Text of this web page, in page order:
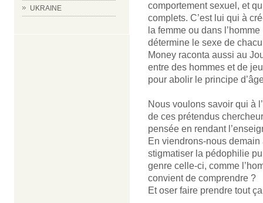
UKRAINE
comportement sexuel, et
complets. C’est lui qui à
la femme ou dans
détermine le sexe de
Money raconta aussi au
entre des hommes et de
pour abolir le principe
Nous voulons savoir qui à
de ces prétendus
pensée en rendant
En viendrons-nous
stigmatiser la pédophilie
genre celle-ci, comme
convient de comprendre ?
Et oser faire prendre tout